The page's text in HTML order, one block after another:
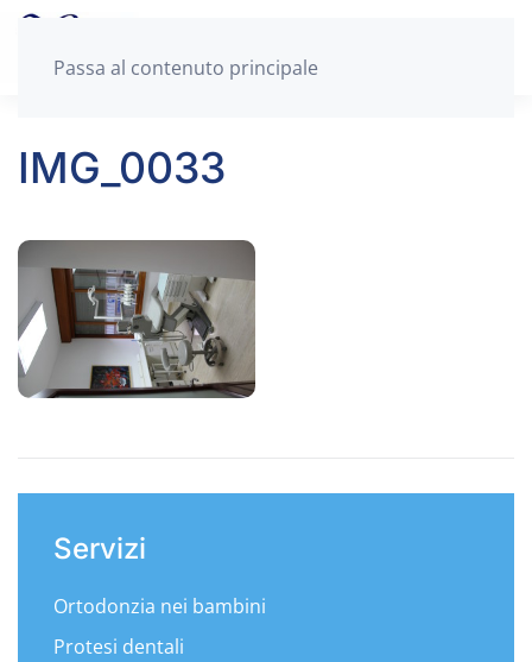
Passa al contenuto principale
IMG_0033
Servizi
Ortodonzia nei bambini
Protesi dentali